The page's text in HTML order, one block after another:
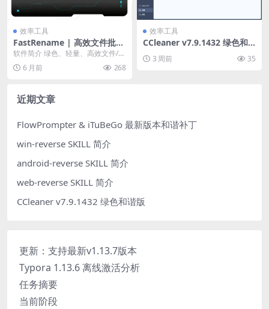
效率工具
FastRename | 高效文件批量
重命名工具：绿色免安装/集成
右键菜单/支持正则表达式
软件简介 绿色、轻量、高效文件/文
件夹批量重命名软件； 特点 高效简
洁，下载即用...
6 月前 268
效率工具
CCleaner v7.9.1432 绿色和
3 周前 35
近期文章
FlowPrompter & iTuBeGo 最新版本和谐补丁
win-reverse SKILL 简介
android-reverse SKILL 简介
web-reverse SKILL 简介
CCleaner v7.9.1432 绿色和谐版
更新：支持最新v1.13.7版本
Typora 1.13.6 离线激活分析
任务摘要
当前阶段